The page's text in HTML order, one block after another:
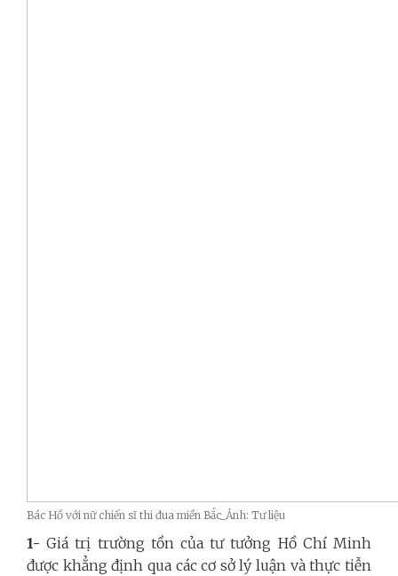
Bác Hồ với nữ chiến sĩ thi đua miền Bắc_Ảnh: Tư liệu
1- Giá trị trường tồn của tư tưởng Hồ Chí Minh
được khẳng định qua các cơ sở lý luận và thực tiễn